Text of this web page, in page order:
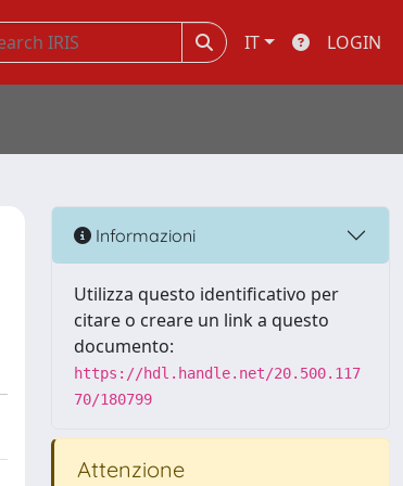
IT LOGIN
Informazioni
Utilizza questo identificativo per
citare o creare un link a questo
documento:
https://hdl.handle.net/20.500.117
70/180799
Attenzione